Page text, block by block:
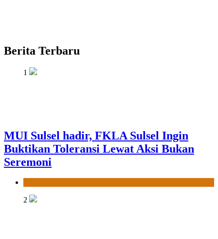
Berita Terbaru
1
MUI Sulsel hadir, FKLA Sulsel Ingin
Buktikan Toleransi Lewat Aksi Bukan
Seremoni
2